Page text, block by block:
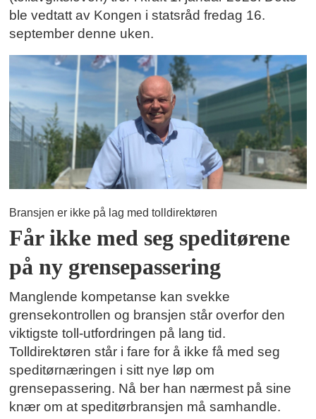
ble vedtatt av Kongen i statsråd fredag 16.
september denne uken.
Bransjen er ikke på lag med tolldirektøren
Får ikke med seg speditørene
på ny grensepassering
Manglende kompetanse kan svekke
grensekontrollen og bransjen står overfor den
viktigste toll-utfordringen på lang tid.
Tolldirektøren står i fare for å ikke få med seg
speditørnæringen i sitt nye løp om
grensepassering. Nå ber han nærmest på sine
knær om at speditørbransjen må samhandle.